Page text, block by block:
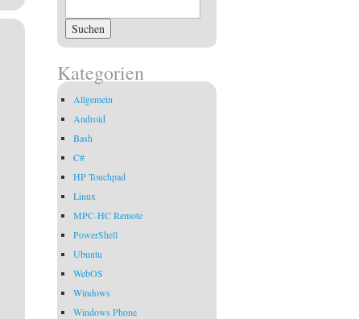
nach:
Kategorien
Allgemein
Android
Bash
C#
HP Touchpad
Linux
MPC-HC Remote
PowerShell
Ubuntu
WebOS
Windows
Windows Phone